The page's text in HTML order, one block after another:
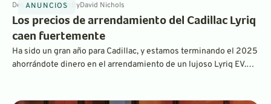
ANUNCIOS
Dec 12, 20253min ByDavid Nichols
Los precios de arrendamiento del Cadillac Lyriq
caen fuertemente
Ha sido un gran año para Cadillac, y estamos terminando el 2025
ahorrándote dinero en el arrendamiento de un lujoso Lyriq EV.